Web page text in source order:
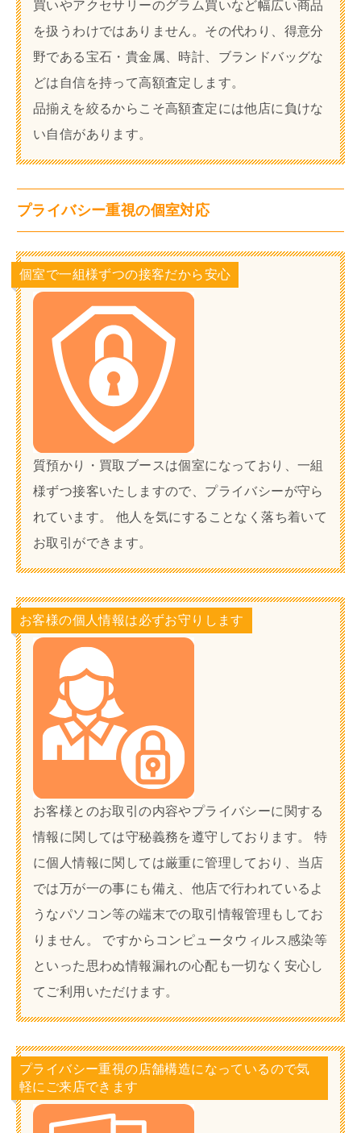
買いやアクセサリーのグラム買いなど幅広い商品
を扱うわけではありません。その代わり、得意分
野である宝石・貴金属、時計、ブランドバッグな
どは自信を持って高額査定します。
品揃えを絞るからこそ高額査定には他店に負けな
い自信があります。
プライバシー重視の個室対応
個室で一組様ずつの接客だから安心
質預かり・買取ブースは個室になっており、一組
様ずつ接客いたしますので、プライバシーが守ら
れています。 他人を気にすることなく落ち着いて
お取引ができます。
お客様の個人情報は必ずお守りします
お客様とのお取引の内容やプライバシーに関する
情報に関しては守秘義務を遵守しております。 特
に個人情報に関しては厳重に管理しており、当店
では万が一の事にも備え、他店で行われているよ
うなパソコン等の端末での取引情報管理もしてお
りません。 ですからコンピュータウィルス感染等
といった思わぬ情報漏れの心配も一切なく安心し
てご利用いただけます。
プライバシー重視の店舗構造になっているので気
軽にご来店できます